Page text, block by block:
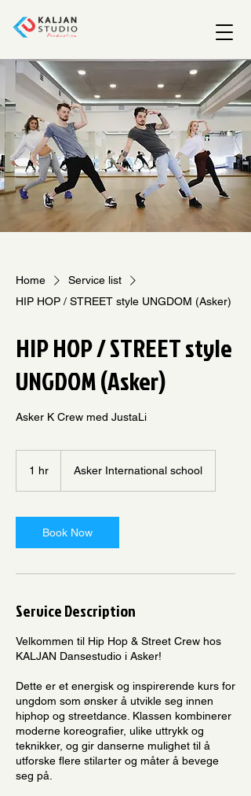
Home
Service list
HIP HOP / STREET style UNGDOM (Asker)
HIP HOP / STREET style
UNGDOM (Asker)
Asker K Crew med JustaLi
1 hr Asker International school
Book Now
Service Description
Velkommen til Hip Hop & Street Crew hos
KALJAN Dansestudio i Asker!
Dette er et energisk og inspirerende kurs for
ungdom som ønsker å utvikle seg innen
hiphop og streetdance. Klassen kombinerer
moderne koreografier, ulike uttrykk og
teknikker, og gir danserne mulighet til å
utforske flere stilarter og måter å bevege
seg på.